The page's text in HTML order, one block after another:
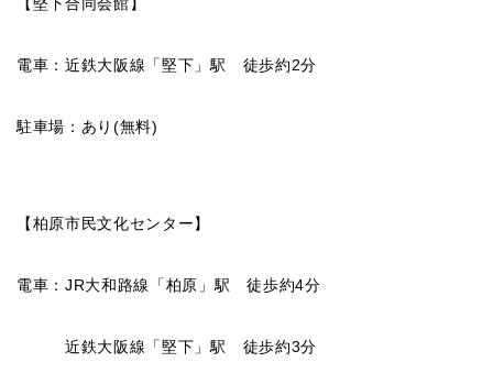
【堅下合同会館】
電車：近鉄大阪線「堅下」駅 徒歩約2分
駐車場：あり(無料)
【柏原市民文化センター】
電車：JR大和路線「柏原」駅 徒歩約4分
近鉄大阪線「堅下」駅 徒歩約3分